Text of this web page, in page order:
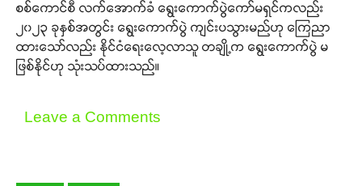
စစ်ကောင်စီ လက်အောက်ခံ ရွေးကောက်ပွဲကော်မရှင်ကလည်း
၂၀၂၃ ခုနှစ်အတွင်း ရွေးကောက်ပွဲ ကျင်းပသွားမည်ဟု ကြေညာ
ထားသော်လည်း နိုင်ငံရေးလေ့လာသူ တချို့က ရွေးကောက်ပွဲ မ
ဖြစ်နိုင်ဟု သုံးသပ်ထားသည်။
Leave a Comments